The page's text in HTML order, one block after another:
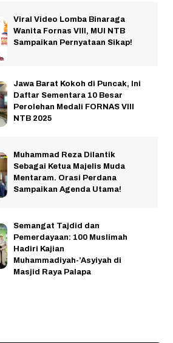
Viral Video Lomba Binaraga
Wanita Fornas VIII, MUI NTB
Sampaikan Pernyataan Sikap!
Jawa Barat Kokoh di Puncak, Ini
Daftar Sementara 10 Besar
Perolehan Medali FORNAS VIII
NTB 2025
Muhammad Reza Dilantik
Sebagai Ketua Majelis Muda
Mentaram. Orasi Perdana
Sampaikan Agenda Utama!
Semangat Tajdid dan
Pemerdayaan: 100 Muslimah
Hadiri Kajian
Muhammadiyah-’Asyiyah di
Masjid Raya Palapa